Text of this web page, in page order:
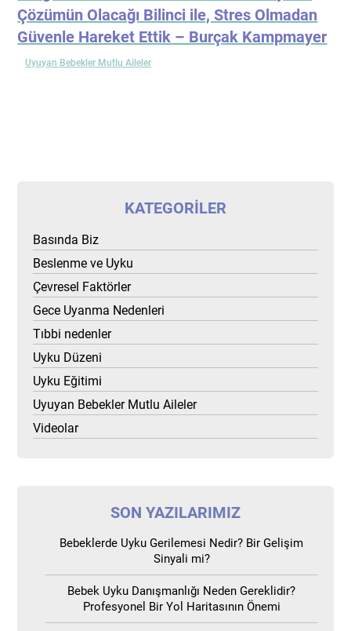
Çözümün Olacağı Bilinci ile, Stres Olmadan
Güvenle Hareket Ettik – Burçak Kampmayer
Uyuyan Bebekler Mutlu Aileler
KATEGORILER
Basında Biz
Beslenme ve Uyku
Çevresel Faktörler
Gece Uyanma Nedenleri
Tıbbi nedenler
Uyku Düzeni
Uyku Eğitimi
Uyuyan Bebekler Mutlu Aileler
Videolar
SON YAZILARIMIZ
Bebeklerde Uyku Gerilemesi Nedir? Bir Gelişim
Sinyali mi?
Bebek Uyku Danışmanlığı Neden Gereklidir?
Profesyonel Bir Yol Haritasının Önemi